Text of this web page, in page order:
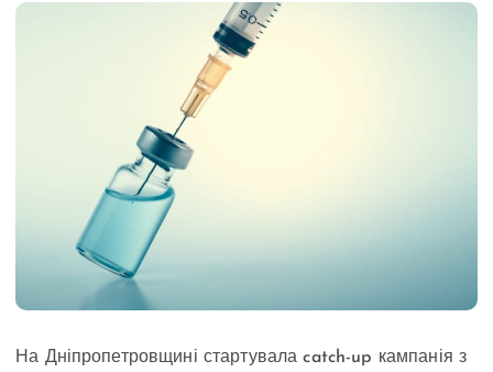
На Дніпропетровщині стартувала catch-up кампанія з